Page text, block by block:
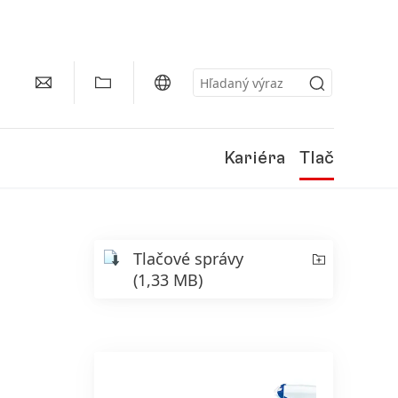
Kariéra Tlač
Tlačové správy
(1,33 MB)